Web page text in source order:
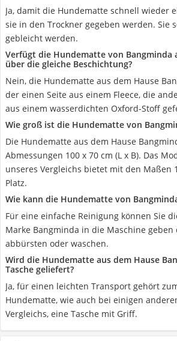
Ja, damit die Hundematte schnell wieder
sie in den Trockner gegeben werden. Sie
gebleicht werden.
Verfügt die Hundematte von Bangminda
über die gleiche Beschichtung?
Nein, die Hundematte aus dem Hause
der einen Seite aus einem Fleece, die
aus einem wasserdichten Oxford-Stoff
Wie groß ist die Hundematte von
Die Hundematte aus dem Hause
Abmessungen 100 x 70 cm (L x B). Das
unseres Vergleichs bietet mit den Maßen
Platz.
Wie kann die Hundematte von
Für eine einfache Reinigung können Sie
Marke Bangminda in die Maschine geben
abbürsten oder waschen.
Wird die Hundematte aus dem Hause
Tasche geliefert?
Ja, für einen leichten Transport gehört
Hundematte, wie auch bei einigen
Vergleichs, eine Tasche mit Griff.